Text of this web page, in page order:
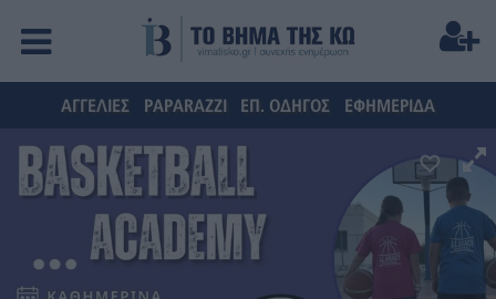
ΑΓΓΕΛΙΕΣ PAPARAZZI ΕΠ. ΟΔΗΓΟΣ ΕΦΗΜΕΡΙΔΑ